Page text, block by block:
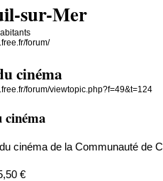
sur-Mer
forum/
cinéma
forum/viewtopic.php?f=49&t=124
cinéma
cinéma de la Communauté de
€